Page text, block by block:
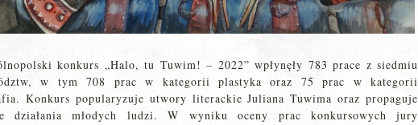
konkurs „Halo, tu Tuwim! – 2022” wpłynęły 783 prace z siedmiu
w tym 708 prac w kategorii plastyka oraz 75 prac w kategorii
Konkurs popularyzuje utwory literackie Juliana Tuwima oraz propaguje
działania młodych ludzi. W wyniku oceny prac konkursowych jury